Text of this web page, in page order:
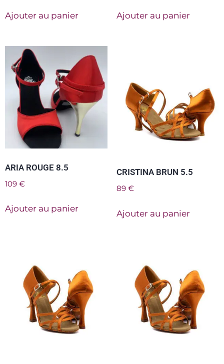
Ajouter au panier Ajouter au panier
ARIA ROUGE 8.5
109 €
Ajouter au panier
CRISTINA BRUN 5.5
89 €
Ajouter au panier